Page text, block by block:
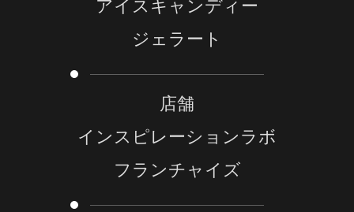
アイスキャンディー
ジェラート
店舗
インスピレーションラボ
フランチャイズ